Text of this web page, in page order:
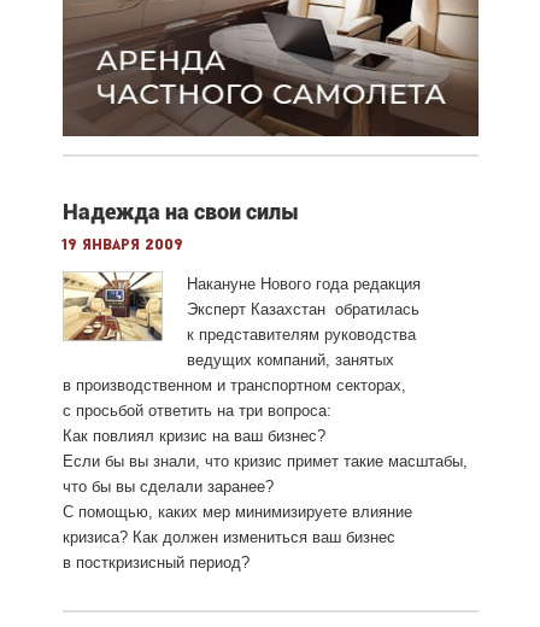
Надежда на свои силы
19 января 2009
Накануне Нового года редакция
Эксперт Казахстан обратилась
к представителям руководства
ведущих компаний, занятых
в производственном и транспортном секторах,
с просьбой ответить на три вопроса:
Как повлиял кризис на ваш бизнес?
Если бы вы знали, что кризис примет такие масштабы,
что бы вы сделали заранее?
С помощью, каких мер минимизируете влияние
кризиса? Как должен измениться ваш бизнес
в посткризисный период?